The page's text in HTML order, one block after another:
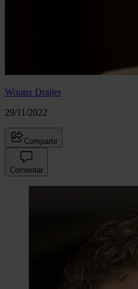
Wouter Draijer
29/11/2022
Compartir
Comentar